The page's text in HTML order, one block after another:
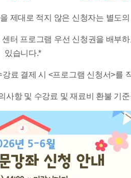
제대로 적지 않은 신청자는 별도
터 프로그램 우선 신청권을 배부하
있습니다.*​​
료 결제 시 <프로그램 신청서>를
사항 및 수강료 및 재료비 환불 기